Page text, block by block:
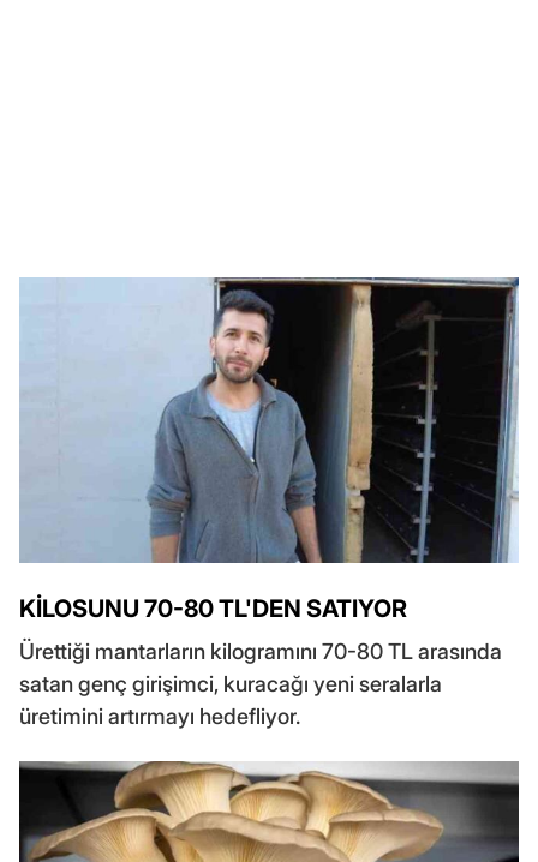
KİLOSUNU 70-80 TL'DEN SATIYOR
Ürettiği mantarların kilogramını 70-80 TL arasında
satan genç girişimci, kuracağı yeni seralarla
üretimini artırmayı hedefliyor.